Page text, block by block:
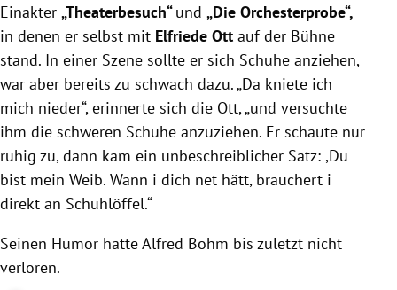
Einakter „Theaterbesuch“und „Die Orchesterprobe“,
in denen er selbst mit Elfriede Ott auf der Bühne
stand. In einer Szene sollte er sich Schuhe anziehen,
war aber bereits zu schwach dazu. „Da kniete ich
mich nieder“, erinnerte sich die Ott, „und versuchte
ihm die schweren Schuhe anzuziehen. Er schaute nur
ruhig zu, dann kam ein unbeschreiblicher Satz: ,Du
bist mein Weib. Wann i dich net hätt, brauchert i
direkt an Schuhlöffel.“
Seinen Humor hatte Alfred Böhm bis zuletzt nicht
verloren.